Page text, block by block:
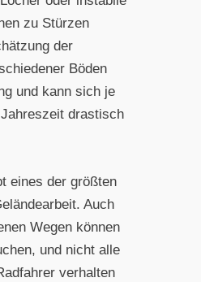
zu Stürzen
der
Böden
und kann sich je
drastisch
eines der größten
Auch
Wegen können
und nicht alle
verhalten